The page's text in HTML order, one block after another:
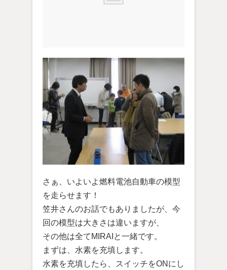
さぁ、いよいよ燃料電池自動車の模型
を走らせます！
笠井さんのお話でもありましたが、今
回の模型は大きさは違いますが、
その他は全てMIRAIと一緒です。
まずは、水素を充填します。
水素を充填したら、スイッチをONにし